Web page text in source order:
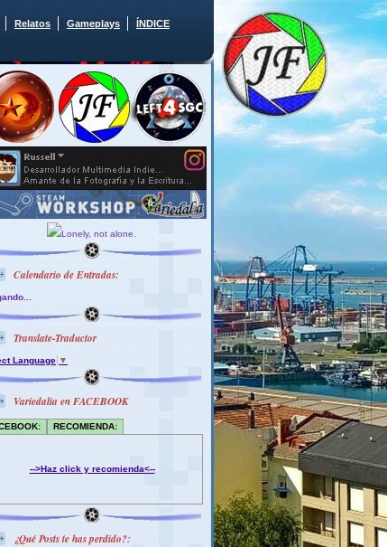
Relatos Gameplays
ÍNDICE
Lonely, not alone.
Calendario de Entradas:
Translate-Traductor
Language ▼
Variedalia en FACEBOOK
RECOMIENDA:
-->Haz click y recomienda<--
¿Qué Posts te has perdido?: